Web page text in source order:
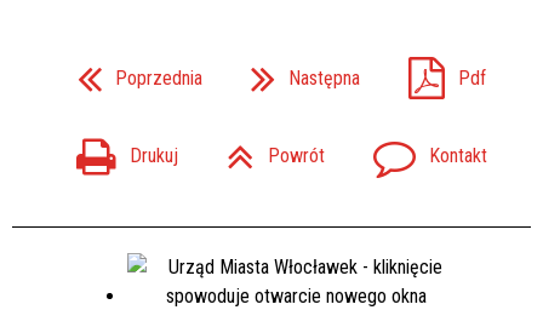
Poprzednia Następna Pdf
Drukuj Powrót Kontakt